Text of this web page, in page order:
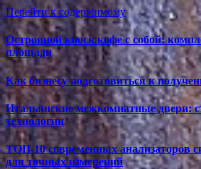
Перейти к содержимому
Островной киоск кофе с собой:
площади
Как бизнесу подготовиться к
Итальянские межкомнатные двери:
технологии
ТОП-10 современных анализаторов
для точных измерений